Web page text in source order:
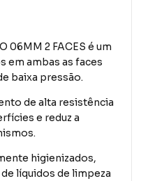
06MM 2 FACES é um
em ambas as faces
baixa pressão.
de alta resistência
e reduz a
higienizados,
líquidos de limpeza